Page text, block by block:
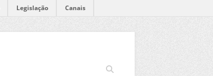
Legislação Canais
Search